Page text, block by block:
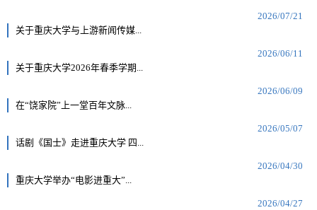
2026/07/21
关于重庆大学与上游新闻传媒...
2026/06/11
关于重庆大学2026年春季学期...
2026/06/09
在“饶家院”上一堂百年文脉...
2026/05/07
话剧《国士》走进重庆大学 四...
2026/04/30
重庆大学举办“电影进重大”...
2026/04/27